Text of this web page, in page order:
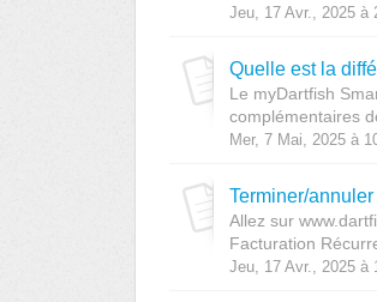
Jeu, 17 Avr., 2025 à
Quelle est la
Le myDartfish
complémentaires
Mer, 7 Mai, 2025 à
Terminer/
Allez sur
Facturation
Jeu, 17 Avr., 2025 à